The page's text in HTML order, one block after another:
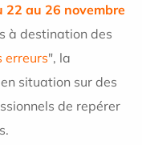
22 au 26 novembre
à destination des
erreurs", la
situation sur des
de repérer